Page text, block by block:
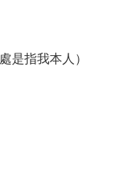
是指我本人）